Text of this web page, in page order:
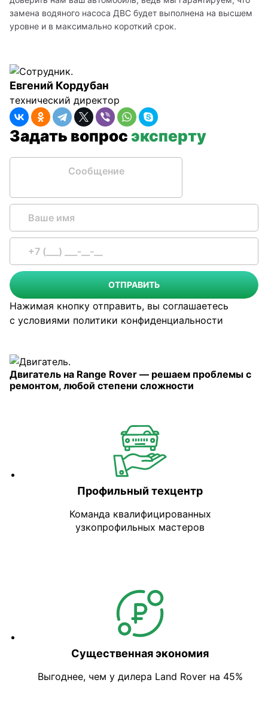
замена водяного насоса ДВС будет выполнена на высшем
уровне и в максимально короткий срок.
Евгений Кордубан
технический директор
Задать вопросэксперту
ОТПРАВИТЬ
Нажимая кнопку отправить, вы соглашаетесь
с условиями политики конфиденциальности
Двигатель на Range Rover — решаем проблемы с
ремонтом, любой степени сложности
Профильный техцентр
Команда квалифицированных
узкопрофильных мастеров
Существенная экономия
Выгоднее, чем у дилера Land Rover на 45%